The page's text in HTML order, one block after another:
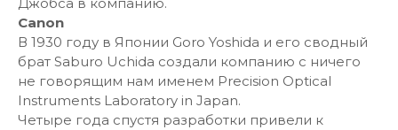
Canon
В 1930 году в Японии Goro Yoshida и его сводный
брат Saburo Uchida создали компанию с ничего
не говорящим нам именем Precision Optical
Instruments Laboratory in Japan.
Четыре года спустя разработки привели к